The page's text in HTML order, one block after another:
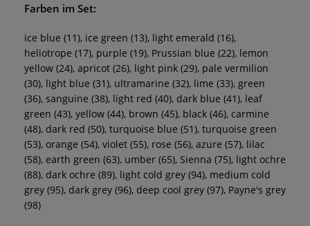
Farben im Set:
ice blue (11), ice green (13), light emerald (16),
heliotrope (17), purple (19), Prussian blue (22), lemon
yellow (24), apricot (26), light pink (29), pale vermilion
(30), light blue (31), ultramarine (32), lime (33), green
(36), sanguine (38), light red (40), dark blue (41), leaf
green (43), yellow (44), brown (45), black (46), carmine
(48), dark red (50), turquoise blue (51), turquoise green
(53), orange (54), violet (55), rose (56), azure (57), lilac
(58), earth green (63), umber (65), Sienna (75), light ochre
(88), dark ochre (89), light cold grey (94), medium cold
grey (95), dark grey (96), deep cool grey (97), Payne's grey
(98)